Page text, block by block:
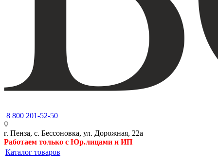
8 800 201-52-50
г. Пенза, с. Бессоновка, ул. Дорожная, 22а
Работаем только с Юр.лицами и ИП
Каталог товаров